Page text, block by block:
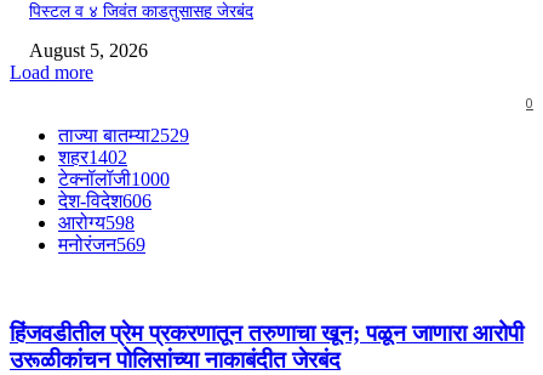
पिस्टल व ४ जिवंत काडतुसासह जेरबंद
August 5, 2026
Load more
0
ताज्या बातम्या2529
शहर1402
टेक्नॉलॉजी1000
देश-विदेश606
आरोग्य598
मनोरंजन569
हिंजवडीतील प्रेम प्रकरणातून तरुणाचा खून; पळून जाणारा आरोपी
उरूळीकांचन पोलिसांच्या नाकाबंदीत जेरबंद